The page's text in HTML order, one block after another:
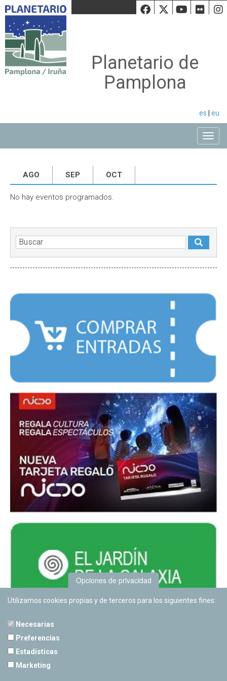
Facebook
Twiiter
Planetario de
Pamplona
es eu
AGO SEP OCT
No hay eventos programados.
Opciones de privacidad
Utilizamos cookies propias y de terceros para los siguientes fines:
Necesarias
Preferencias
Estadísticas
Marketing